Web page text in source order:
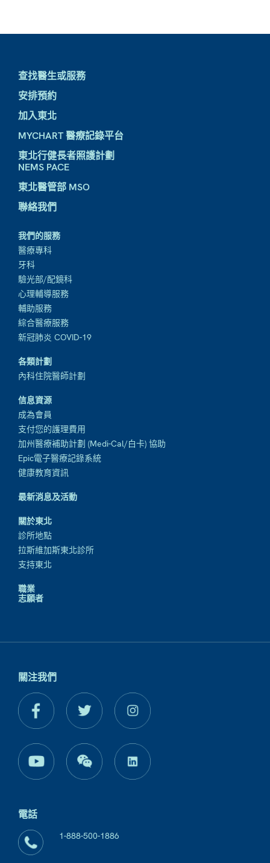
查找醫生或服務
安排預約
加入東北
MYCHART 醫療記錄平台
東北行健長者照護計劃
NEMS PACE
東北醫管部 MSO
聯絡我們
我們的服務
醫療專科
牙科
驗光部/配鏡科
心理輔導服務
輔助服務
綜合醫療服務
新冠肺炎 COVID-19
各類計劃
內科住院醫師計劃
信息資源
成為會員
支付您的護理費用
加州醫療補助計劃 (Medi-Cal/白卡) 協助
Epic電子醫療記錄系統
健康教育資訊
最新消息及活動
關於東北
診所地點
拉斯維加斯東北診所
支持東北
職業
志願者
關注我們
電話
1-888-500-1886